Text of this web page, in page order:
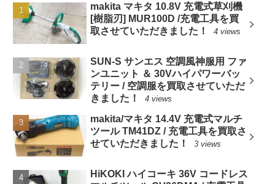
makita マキタ 10.8V 充電式草刈機
[樹脂刃] MUR100D /充電工具を買
取させていただきました！
4 views
SUN-S サンエス 空調風神服用 ファ
ンユニット ＆ 30Vハイパワーバッ
テリー / 空調服を買取させていただ
きました！
4 views
makita/マキタ 14.4V 充電式マルチ
ツール TM41DZ / 充電工具を買取さ
せていただきました！
3 views
HiKOKI ハイコーキ 36V コードレス